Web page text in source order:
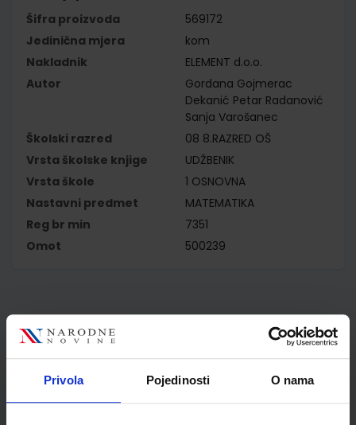
Privola Pojedinosti O nama
Šifra proizvoda
569172
Jedinična mjera
kom
Nakladnik
ELEMENT d.o.o.
Autor
Gordana Gojmerac
Dekanić Petar Radanović
Sanja Varošanec
Školski razred
08 8.RAZRED OŠ
Vrsta školske knjige
UDŽBENIK
Vrsta škole
1 OSNOVNA
Nastavni predmet
MATEMATIKA
Reg br min
7351
Omot
500239
Kupci najčešće biraju..